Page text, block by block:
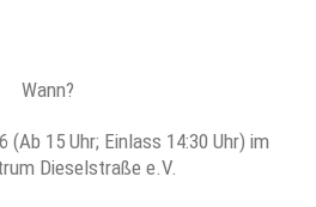
Wann?
(Ab 15 Uhr; Einlass 14:30 Uhr) im
Dieselstraße e.V.